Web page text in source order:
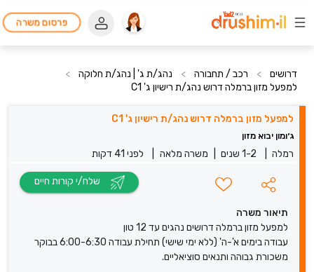
פרסום משרה
דרושים > רכב / תחבורה > נהג/ת ג' | נהג/ת חלוקה
>
למפעל מזון ברמלה דרוש נהג/ת רישיון ג' C1
למפעל מזון ברמלה דרוש נהג/ת רישיון ג' C1
ג׳ומון יבוא מזון
רמלה 1-2 שנים משרה מלאה לפני 41 דקות
תיאור משרה
למפעל מזון ברמלה דרושים נהגים עד 12 טון
עבודה בימים א'-ה' (ללא ימי שישי) תחילת עבודה 6:00-6:30 בבוקר
משכורת גבוהה ותנאים סוציאליים.